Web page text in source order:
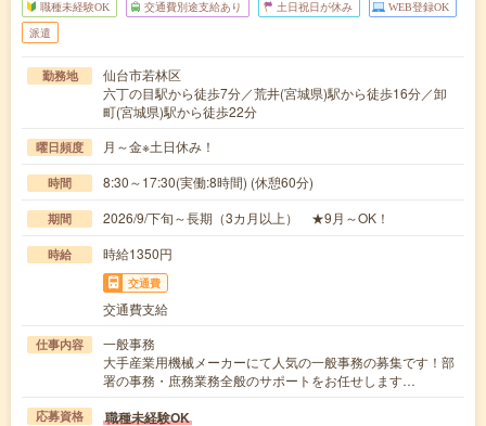
職種未経験OK 交通費別途支給あり 土日祝日が休み WEB登録OK
派遣
勤務地
仙台市若林区
六丁の目駅から徒歩7分／荒井(宮城県)駅から徒歩16分／卸
町(宮城県)駅から徒歩22分
曜日頻度 月～金※土日休み！
時間 8:30～17:30(実働:8時間) (休憩60分)
期間 2026/9/下旬～長期（3カ月以上） ★9月～OK！
時給 時給1350円
交通費
交通費支給
仕事内容
一般事務
大手産業用機械メーカーにて人気の一般事務の募集です！部
署の事務・庶務業務全般のサポートをお任せします…
応募資格 職種未経験OK